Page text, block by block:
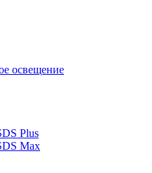
освещение
Plus
Max